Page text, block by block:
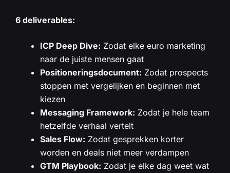
6 deliverables:
ICP Deep Dive: Zodat elke euro marketing
naar de juiste mensen gaat
Positioneringsdocument: Zodat prospects
stoppen met vergelijken en beginnen met
kiezen
Messaging Framework: Zodat je hele team
hetzelfde verhaal vertelt
Sales Flow: Zodat gesprekken korter
worden en deals niet meer verdampen
GTM Playbook: Zodat je elke dag weet wat